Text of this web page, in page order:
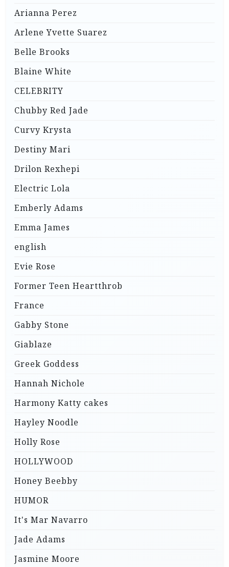
Arianna Perez
Arlene Yvette Suarez
Belle Brooks
Blaine White
CELEBRITY
Chubby Red Jade
Curvy Krysta
Destiny Mari
Drilon Rexhepi
Electric Lola
Emberly Adams
Emma James
english
Evie Rose
Former Teen Heartthrob
France
Gabby Stone
Giablaze
Greek Goddess
Hannah Nichole
Harmony Katty cakes
Hayley Noodle
Holly Rose
HOLLYWOOD
Honey Beebby
HUMOR
It's Mar Navarro
Jade Adams
Jasmine Moore